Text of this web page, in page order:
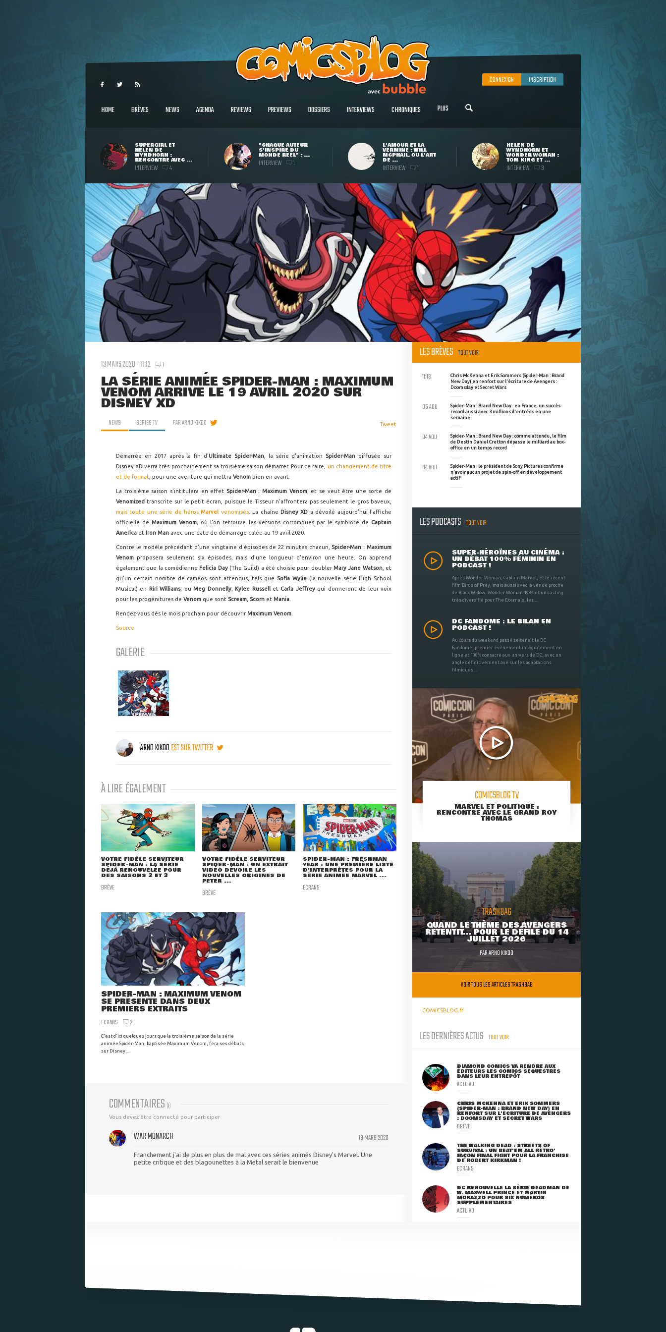
CONNEXION INSCRIPTION
HOME BRÈVES NEWS AGENDA REVIEWS PREVIEWS DOSSIERS INTERVIEWS CHRONIQUES PLUS
SUPERGIRL ET
HELEN DE
WYNDHORN :
RENCONTRE AVEC ...
INTERVIEW 4
"CHAQUE AUTEUR
S'INSPIRE DU
MONDE RÉEL" : ...
INTERVIEW 1
L'AMOUR ET LA
VERMINE : WILL
MCPHAIL, OU L'ART
DE ...
INTERVIEW 1
HELEN DE
WYNDHORN ET
WONDER WOMAN :
TOM KING ET ...
INTERVIEW 3
13 MARS 2020 - 11:12 1
LA SÉRIE ANIMÉE SPIDER-MAN : MAXIMUM
VENOM ARRIVE LE 19 AVRIL 2020 SUR
DISNEY XD
NEWS SERIES TV PARARNO KIKOO Tweet
Démarrée en 2017 après la fin d'Ultimate Spider-Man, la série d'animation Spider-Man diffusée sur
Disney XD verra très prochainement sa troisième saison démarrer. Pour ce faire, un changement de titre
et de format , pour une aventure qui mettra Venom bien en avant.
La troisième saison s'intitulera en effet Spider-Man : Maximum Venom, et se veut être une sorte de
Venomized transcrite sur le petit écran, puisque le Tisseur n'affrontera pas seulement le gros baveux,
mais toute une série de hérosMarvel venomisés. La chaîne Disney XD a dévoilé aujourd'hui l'affiche
officielle deMaximum Venom , où l'on retrouve les versions corrompues par le symbiote de Captain
America et Iron Man avec une date de démarrage calée au 19 avril 2020.
Contre le modèle précédant d'une vingtaine d'épisodes de 22 minutes chacun, Spider-Man : Maximum
Venomproposera seulement six épisodes, mais d'une longueur d'environ une heure. On apprend
également que la comédienne Felicia Day (The Guild) a été choisie pour doublerMary Jane Watson, et
qu'un certain nombre de caméos sont attendus, tels que Sofia Wylie (la nouvelle série High School
Musical) en Riri Williams, ouMeg Donnelly, Kylee Russellet Carla Jeffrey qui donneront de leur voix
pour les progénitures de Venom que sont Scream Scorn et Mania
Rendez-vous dès le mois prochain pour découvrirMaximum Venom
Source
GALERIE
ARNO KIKOOEST SUR TWITTER
À LIRE ÉGALEMENT
VOTRE FIDÈLE SERVITEUR
SPIDER-MAN : LA SÉRIE
DÉJÀ RENOUVELÉE POUR
DES SAISONS 2 ET 3
BRÈVE
VOTRE FIDÈLE SERVITEUR
SPIDER-MAN : UN EXTRAIT
VIDÉO DÉVOILE LES
NOUVELLES ORIGINES DE
PETER ...
BRÈVE
SPIDER-MAN : FRESHMAN
YEAR : UNE PREMIÈRE LISTE
D'INTERPRÈTES POUR LA
SÉRIE ANIMÉE MARVEL ...
ECRANS
SPIDER-MAN : MAXIMUM VENOM
SE PRÉSENTE DANS DEUX
PREMIERS EXTRAITS
ECRANS 2
C'est d'ici quelques jours que la troisième saison de la série
animée Spider-Man, baptisée Maximum Venom, fera ses débuts
sur Disney ...
COMMENTAIRES (1)
Vous devez être connecté pour participer
13 MARS 2020
WAR MONARCH
Franchement j'ai de plus en plus de mal avec ces séries animés Disney's Marvel. Une
petite critique et des blagounettes à la Metal serait le bienvenue
LES BRÈVES TOUT VOIR
Chris McKenna et Erik Sommers (Spider-Man : Brand
New Day) en renfort sur l'écriture de Avengers :
Doomsday et Secret Wars
11:19
Spider-Man : Brand New Day : en France, un succès
record aussi avec 3 millions d'entrées en une
semaine
05 AOU
Spider-Man : Brand New Day : comme attendu, le film
de Destin Daniel Cretton dépasse le milliard au box-
office en un temps record
04 AOU
Spider-Man : le président de Sony Pictures confirme
n'avoir aucun projet de spin-off en développement
actif
04 AOU
LES PODCASTS TOUT VOIR
SUPER-HÉROÏNES AU CINÉMA :
UN DÉBAT 100% FÉMININ EN
PODCAST !
Après Wonder Woman, Captain Marvel, et le récent
film Birds of Prey, mais aussi avec la venue proche
de Black Widow, Wonder Woman 1984 et un casting
très diversifié pour The Eternals, les ...
DC FANDOME : LE BILAN EN
PODCAST !
Au cours du weekend passé se tenait le DC
Fandome, premier évènement intégralement en
ligne et 100% consacré aux univers de DC, avec un
angle définitivement axé sur les adaptations
filmiques ...
COMICSBLOG TV
MARVEL ET POLITIQUE :
RENCONTRE AVEC LE GRAND ROY
THOMAS
TRASHBAG
QUAND LE THÈME DES AVENGERS
RETENTIT... POUR LE DÉFILÉ DU 14
JUILLET 2026
PARARNO KIKOO
VOIR TOUS LES ARTICLES TRASHBAG
COMICSBLOG.fr
LES DERNIÈRES ACTUS TOUT VOIR
DIAMOND COMICS VA RENDRE AUX
ÉDITEURS LES COMICS SÉQUESTRÉS
DANS LEUR ENTREPÔT
ACTU VO
CHRIS MCKENNA ET ERIK SOMMERS
(SPIDER-MAN : BRAND NEW DAY) EN
RENFORT SUR L'ÉCRITURE DE AVENGERS
: DOOMSDAY ET SECRET WARS
BRÈVE
THE WALKING DEAD : STREETS OF
SURVIVAL : UN BEAT'EM ALL RÉTRO'
FAÇON FINAL FIGHT POUR LA FRANCHISE
DE ROBERT KIRKMAN !
ECRANS
DC RENOUVELLE LA SÉRIE DEADMAN DE
W. MAXWELL PRINCE ET MARTIN
MORAZZO POUR SIX NUMÉROS
SUPPLÉMENTAIRES
ACTU VO